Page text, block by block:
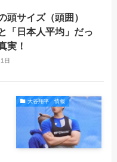
頭サイズ（頭囲）
「日本人平均」だっ
実！
日
大谷翔平 情報